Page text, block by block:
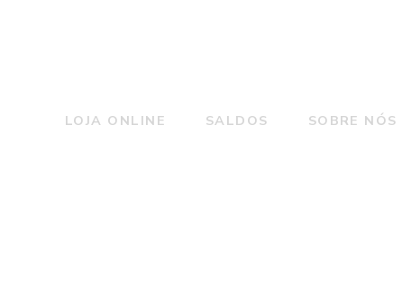
LOJA ONLINE
SALDOS SOBRE NÓS